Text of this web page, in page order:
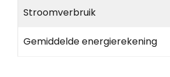
Stroomverbruik
Gemiddelde energierekening